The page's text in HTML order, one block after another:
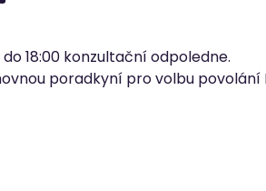
18:00 konzultační odpoledne.
poradkyní pro volbu